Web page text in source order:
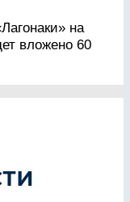
на
вложено 60